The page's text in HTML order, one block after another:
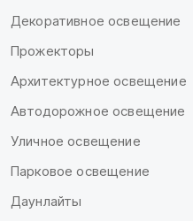
Декоративное освещение
Прожекторы
Архитектурное освещение
Автодорожное освещение
Уличное освещение
Парковое освещение
Даунлайты